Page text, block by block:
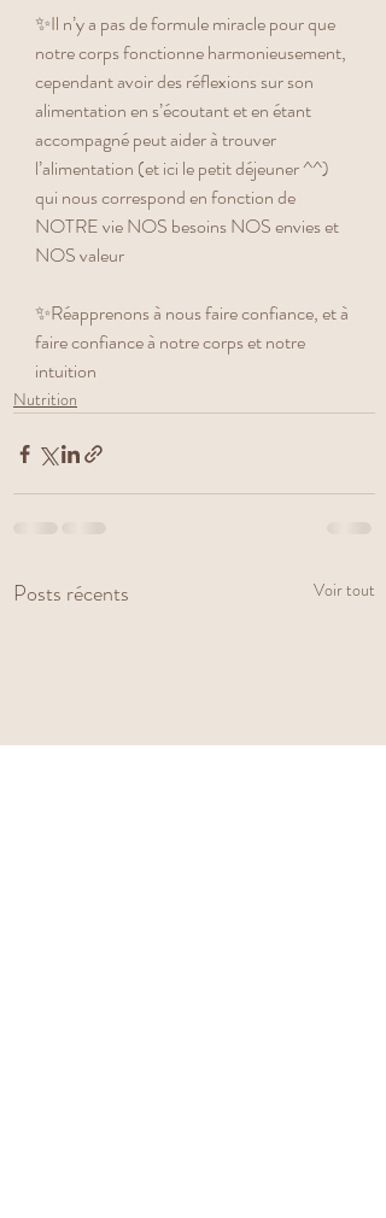
✨Il n’y a pas de formule miracle pour que
notre corps fonctionne harmonieusement,
cependant avoir des réflexions sur son
alimentation en s’écoutant et en étant
accompagné peut aider à trouver
l’alimentation (et ici le petit déjeuner ^^)
qui nous correspond en fonction de
NOTRE vie NOS besoins NOS envies et
NOS valeur
✨Réapprenons à nous faire confiance, et à
faire confiance à notre corps et notre
intuition
Nutrition
Posts récents Voir tout